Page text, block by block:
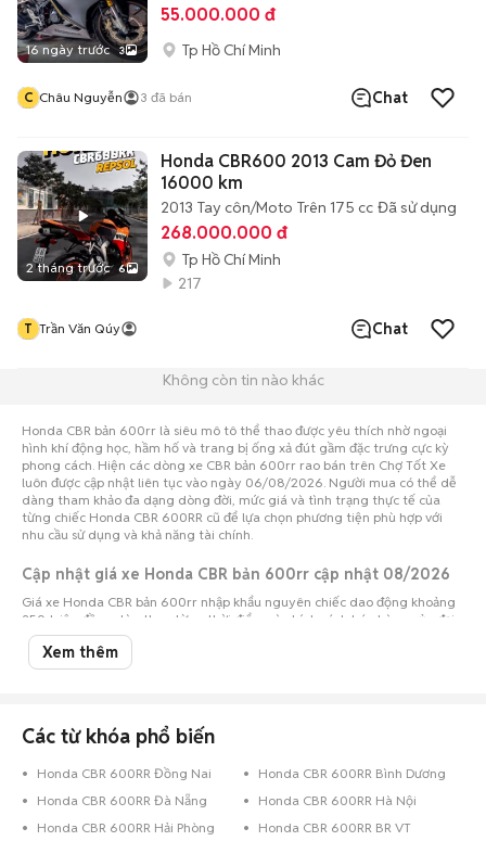
16 ngày trước 3
55.000.000 đ
Tp Hồ Chí Minh
C Châu Nguyễn 3 đã bán Chat
2 tháng trước 6
Honda CBR600 2013 Cam Đỏ Đen
16000 km
2013 Tay côn/Moto Trên 175 cc Đã sử dụng
268.000.000 đ
Tp Hồ Chí Minh
217
T Trần Văn Qúy Chat
Không còn tin nào khác
Honda CBR bản 600rr là siêu mô tô thể thao được yêu thích nhờ ngoại
hình khí động học, hầm hố và trang bị ống xả đút gầm đặc trưng cực kỳ
phong cách. Hiện các dòng xe CBR bản 600rr rao bán trên Chợ Tốt Xe
luôn được cập nhật liên tục vào ngày 06/08/2026. Người mua có thể dễ
dàng tham khảo đa dạng dòng đời, mức giá và tình trạng thực tế của
từng chiếc Honda CBR 600RR cũ để lựa chọn phương tiện phù hợp với
nhu cầu sử dụng và khả năng tài chính.
Cập nhật giá xe Honda CBR bản 600rr cập nhật 08/2026
Giá xe Honda CBR bản 600rr nhập khẩu nguyên chiếc dao động khoảng
350 triệu đồng, tùy theo từng thời điểm và chính sách bán hàng của đại
lý. Trên thị trường xe cũ, mức giá dòng sportbike CBR có thể dao động
theo đời xe, số kilomet đã vận hành, lịch sử bảo dưỡng, độ mới ngoại thất,
động cơ và chất lượng sử dụng thực tế. So sánh nhiều tin rao trên Chợ
Mua bán Honda CBR 600RR giá tốt, uy tín trên Chợ Tốt Xe
Honda CBR bản 600rr nổi bật với khối động cơ 4 xi-lanh thẳng hàng gầm
rú uy lực, tư thế chồm thuần track và phù hợp với nhiều đối tượng người
dùng. Với hàng loạt tin rao mua bán Honda CBR 600RR trên Chợ Tốt Xe,
người mua có thể dễ dàng so sánh giá bán, các đời xe, tình trạng xe và
Xem thêm
Các từ khóa phổ biến
Honda CBR 600RR Đồng Nai
Honda CBR 600RR Bình Dương
Honda CBR 600RR Đà Nẵng
Honda CBR 600RR Hà Nội
Honda CBR 600RR Hải Phòng
Honda CBR 600RR BR VT